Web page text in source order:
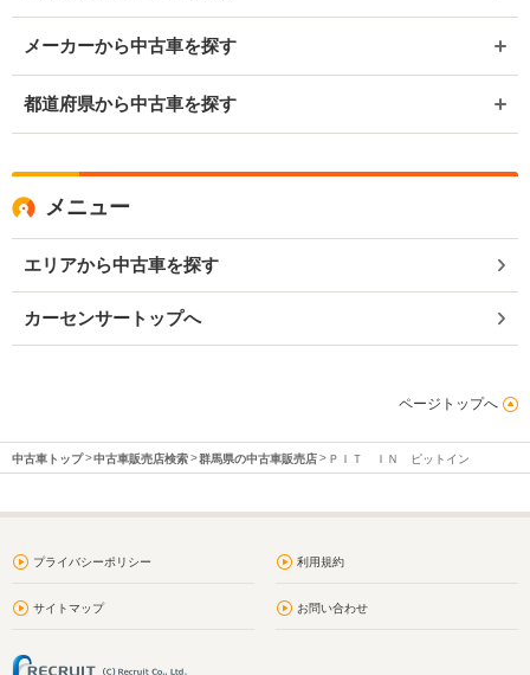
メーカーから中古車を探す
都道府県から中古車を探す
メニュー
エリアから中古車を探す
カーセンサートップへ
ページトップへ
中古車トップ 中古車販売店検索 群馬県の中古車販売店 ＰＩＴ ＩＮ ピットイン
プライバシーポリシー 利用規約
サイトマップ お問い合わせ